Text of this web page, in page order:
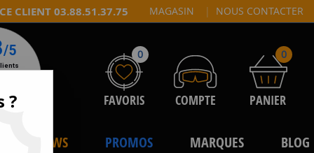
CLIENT 03.88.51.37.75 MAGASIN | NOUS CONTACTER
0
FAVORIS COMPTE
0
PANIER
NEWS PROMOS MARQUES BLOG
?